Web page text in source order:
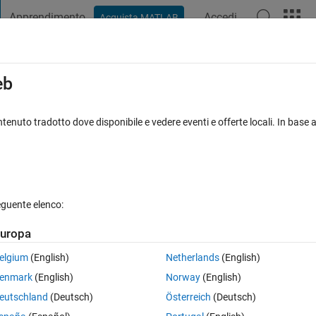
Apprendimento Acquista MATLAB Accedi
LON(100*1) and LAT(44*1)" parameters. I want to convert "LEV" to
tradotto dove disponibile e vedere eventi e offerte locali. In
elenco:
(English)
(English)
(Deutsch)
Netherlands(English)
Norway(English)
Österreich (Deutsch)